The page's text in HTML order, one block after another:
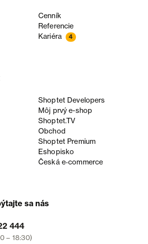
Cenník
Referencie
Kariéra 4
Shoptet Developers
Môj prvý e-shop
Shoptet.TV
Obchod
Shoptet Premium
Eshopisko
Česká e‑commerce
sa nás
444
– 18:30)